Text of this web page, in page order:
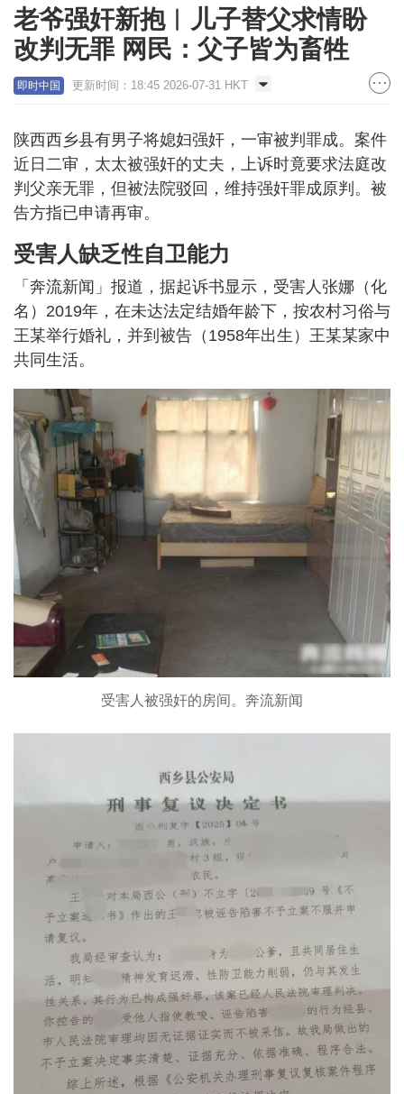
老爷强奸新抱︱儿子替父求情盼
改判无罪 网民：父子皆为畜牲
即时中国 更新时间：18:45 2026-07-31 HKT
陕西西乡县有男子将媳妇强奸，一审被判罪成。案件
近日二审，太太被强奸的丈夫，上诉时竟要求法庭改
判父亲无罪，但被法院驳回，维持强奸罪成原判。被
告方指已申请再审。
受害人缺乏性自卫能力
「奔流新闻」报道，据起诉书显示，受害人张娜（化
名）2019年，在未达法定结婚年龄下，按农村习俗与
王某举行婚礼，并到被告（1958年出生）王某某家中
共同生活。
受害人被强奸的房间。奔流新闻